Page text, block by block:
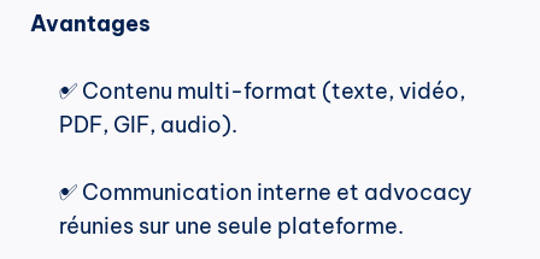
Avantages
✅ Contenu multi-format (texte, vidéo,
PDF, GIF, audio).
✅ Communication interne et advocacy
réunies sur une seule plateforme.